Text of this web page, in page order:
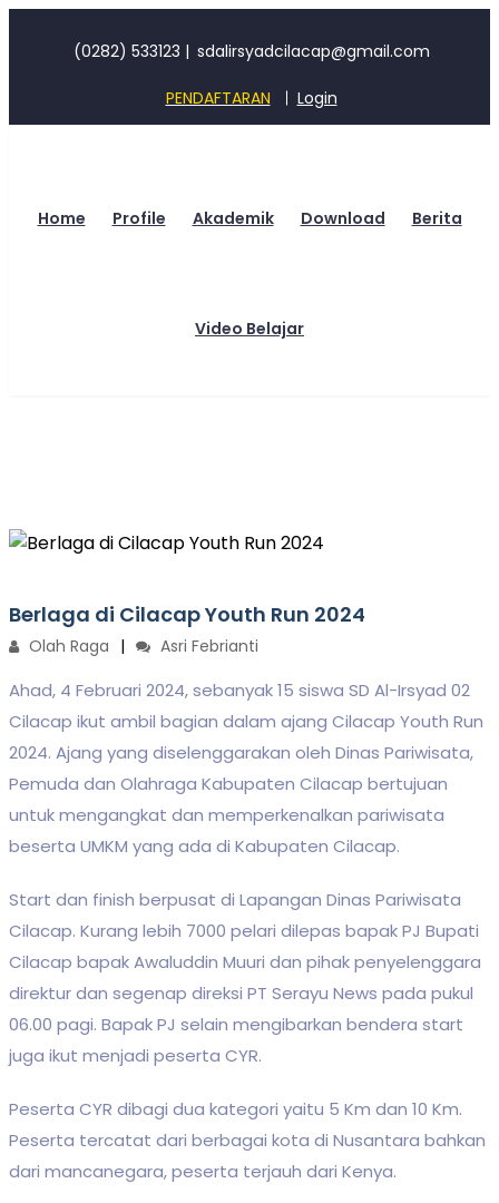
(0282) 533123 | sdalirsyadcilacap@gmail.com
PENDAFTARAN Login
Home Profile Akademik Download Berita
Video Belajar
Berlaga di Cilacap Youth Run 2024
Olah Raga Asri Febrianti
Ahad, 4 Februari 2024, sebanyak 15 siswa SD Al-Irsyad 02
Cilacap ikut ambil bagian dalam ajang Cilacap Youth Run
2024. Ajang yang diselenggarakan oleh Dinas Pariwisata,
Pemuda dan Olahraga Kabupaten Cilacap bertujuan
untuk mengangkat dan memperkenalkan pariwisata
beserta UMKM yang ada di Kabupaten Cilacap.
Start dan finish berpusat di Lapangan Dinas Pariwisata
Cilacap. Kurang lebih 7000 pelari dilepas bapak PJ Bupati
Cilacap bapak Awaluddin Muuri dan pihak penyelenggara
direktur dan segenap direksi PT Serayu News pada pukul
06.00 pagi. Bapak PJ selain mengibarkan bendera start
juga ikut menjadi peserta CYR.
Peserta CYR dibagi dua kategori yaitu 5 Km dan 10 Km.
Peserta tercatat dari berbagai kota di Nusantara bahkan
dari mancanegara, peserta terjauh dari Kenya.